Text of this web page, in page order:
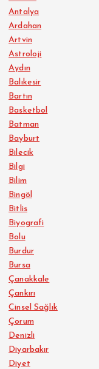
Antalya
Ardahan
Artvin
Astroloji
Aydın
Balıkesir
Bartın
Basketbol
Batman
Bayburt
Bilecik
Bilgi
Bilim
Bingöl
Bitlis
Biyografi
Bolu
Burdur
Bursa
Çanakkale
Çankırı
Cinsel Sağlık
Çorum
Denizli
Diyarbakır
Diyet